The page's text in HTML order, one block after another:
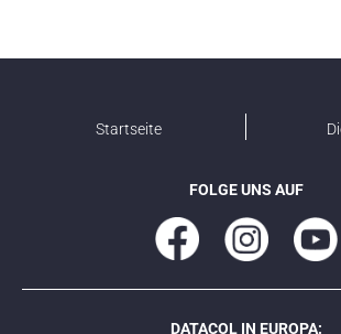
Startseite
FOLGE UNS AUF
DATACOL IN EUROPA: